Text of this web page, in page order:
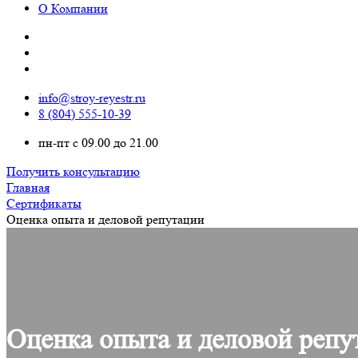
О Компании
info@stroy-reyestr.ru
8 (804) 555-10-39
пн-пт с 09.00 до 21.00
Получить консультацию
Главная
Сертификаты
Оценка опыта и деловой репутации
Оценка опыта и деловой